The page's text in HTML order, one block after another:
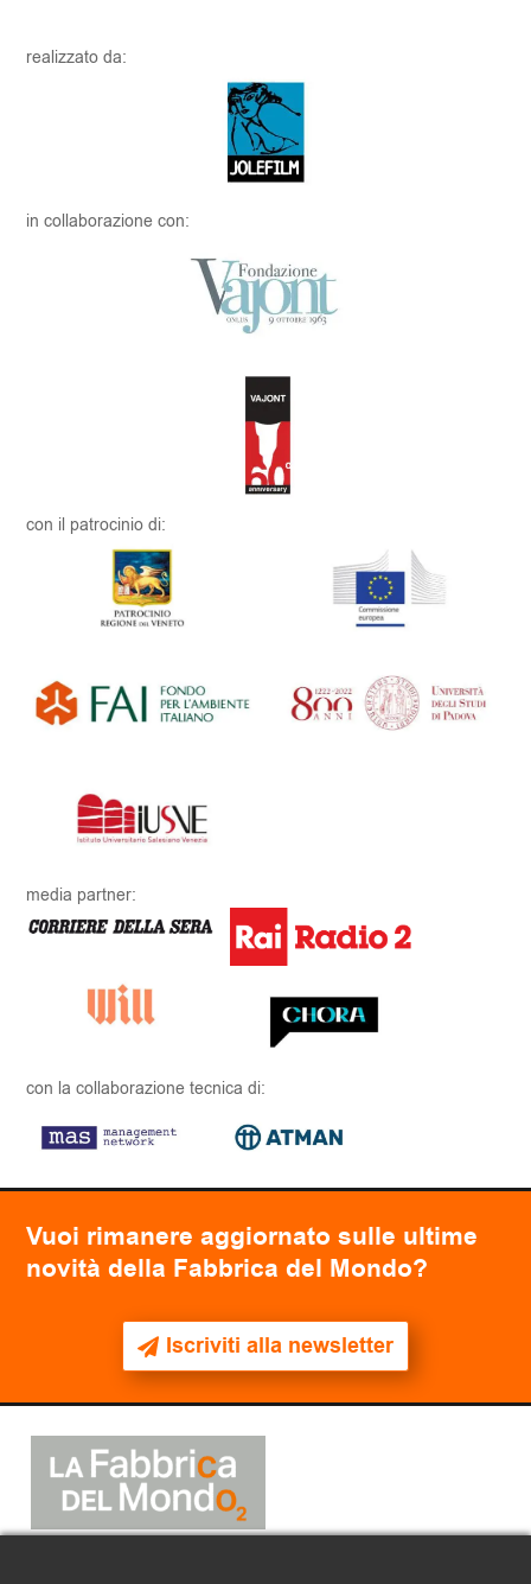
realizzato da:
in collaborazione con:
con il patrocinio di:
media partner:
con la collaborazione tecnica di:
Vuoi rimanere aggiornato sulle ultime
novità della Fabbrica del Mondo?
Iscriviti alla newsletter